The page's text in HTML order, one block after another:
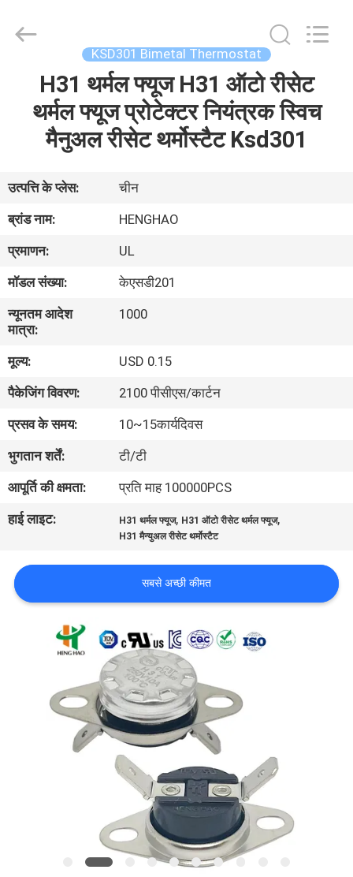
उत्पाद
वीआर
दिखाएँ
हमारे
बारे
में
फैक्टरी
यात्रा
गुणवत्ता
नियंत्रण
हमसे
करें
समाचार
Electric
KSD301 Bimetal Thermostat
H31 थर्मल फ्यूज H31 ऑटो रीसेट
थर्मल फ्यूज प्रोटेक्टर नियंत्रक स्विच
मैनुअल रीसेट थर्मोस्टैट Ksd301
उत्पत्ति के प्लेस:
चीन
ब्रांड नाम:
HENGHAO
प्रमाणन:
UL
मॉडल संख्या:
केएसडी201
न्यूनतम आदेश
मात्रा:
1000
मूल्य:
USD 0.15
पैकेजिंग विवरण:
2100 पीसीएस/कार्टन
प्रसव के समय:
10~15कार्यदिवस
भुगतान शर्तें:
टी/टी
आपूर्ति की क्षमता:
प्रति माह 100000PCS
हाई लाइट:
H31 थर्मल फ्यूज, H31 ऑटो रीसेट थर्मल फ्यूज,
H31 मैन्युअल रीसेट थर्मोस्टैट
सबसे अच्छी कीमत